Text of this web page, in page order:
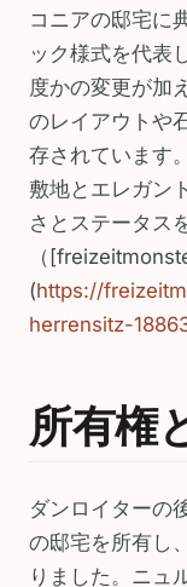
コニアの邸宅に
ック様式を代表
度かの変更が加
のレイアウトや
存されています
敷地とエレガン
さとステータス
（
(https://
herrensitz-
所有権
ダンロイターの
の邸宅を所有し
りました。ニュ